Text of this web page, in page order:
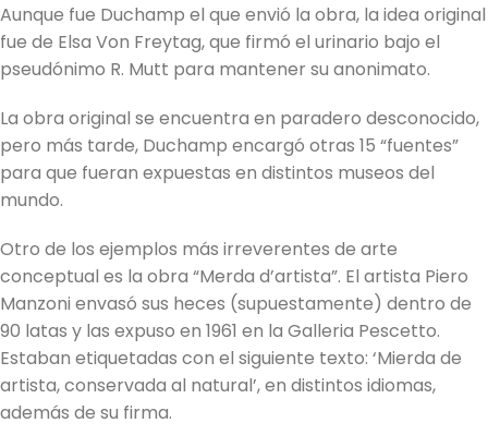
Aunque fue Duchamp el que envió la obra, la idea original
fue de Elsa Von Freytag, que firmó el urinario bajo el
pseudónimo R. Mutt para mantener su anonimato.
La obra original se encuentra en paradero desconocido,
pero más tarde, Duchamp encargó otras 15 “fuentes”
para que fueran expuestas en distintos museos del
mundo.
Otro de los ejemplos más irreverentes de arte
conceptual es la obra “Merda d’artista”. El artista Piero
Manzoni envasó sus heces (supuestamente) dentro de
90 latas y las expuso en 1961 en la Galleria Pescetto.
Estaban etiquetadas con el siguiente texto: ‘Mierda de
artista, conservada al natural’, en distintos idiomas,
además de su firma.